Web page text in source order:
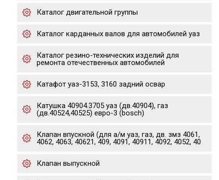
Каталог двигательной группы
Каталог карданных валов для автомобилей уаз
Каталог резино-технических изделий для
ремонта отечественных автомобилей
Катафот уаз-3153, 3160 задний освар
Катушка 40904.3705 уаз (дв.40904), газ
(дв.40524,40525) евро-3 (bosch)
Клапан впускной (для а/м уаз, газ, дв. змз 4061,
4062, 4063, 40621, 409, 4091, 40911, 4092, 4052, 40
Клапан выпускной